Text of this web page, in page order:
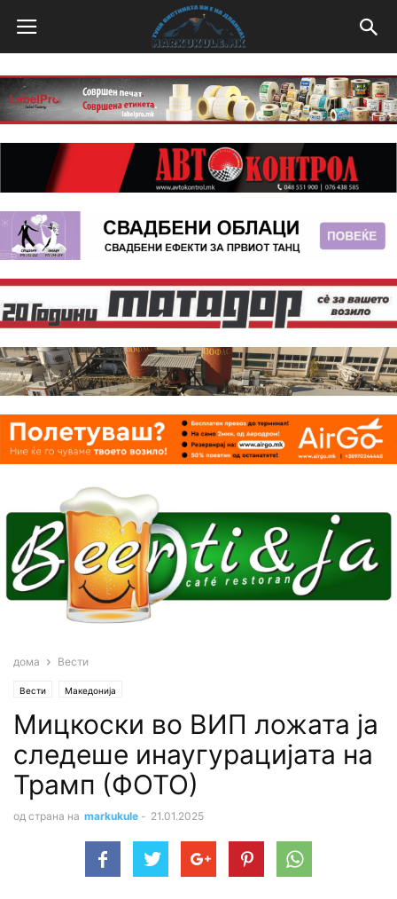
дома Вести
Вести Македонија
Мицкоски во ВИП ложата ја
следеше инаугурацијата на
Трамп (ФОТО)
од страна на markukule - 21.01.2025